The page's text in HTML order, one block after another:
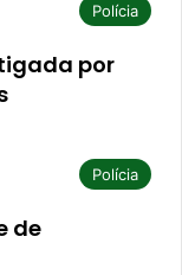
Polícia
por
Polícia
de